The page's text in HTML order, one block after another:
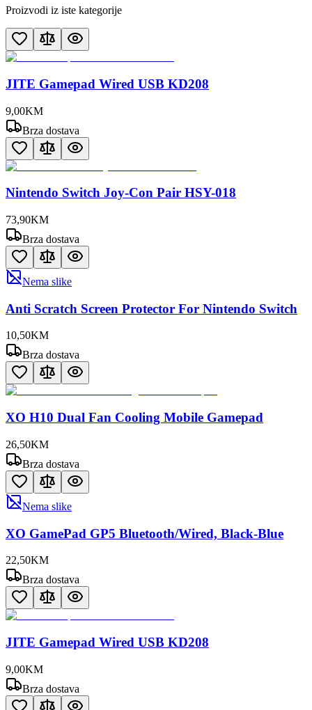
Proizvodi iz iste kategorije
JITE Gamepad Wired USB KD208
9,00KM
Brza dostava
Nintendo Switch Joy-Con Pair HSY-018
73,90KM
Brza dostava
Nema slike
Anti Scratch Screen Protector For Nintendo Switch
10,50KM
Brza dostava
XO H10 Dual Fan Cooling Mobile Gamepad
26,50KM
Brza dostava
Nema slike
XO GamePad GP5 Bluetooth/Wired, Black-Blue
22,50KM
Brza dostava
JITE Gamepad Wired USB KD208
9,00KM
Brza dostava